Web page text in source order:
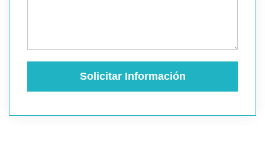
Solicitar Información